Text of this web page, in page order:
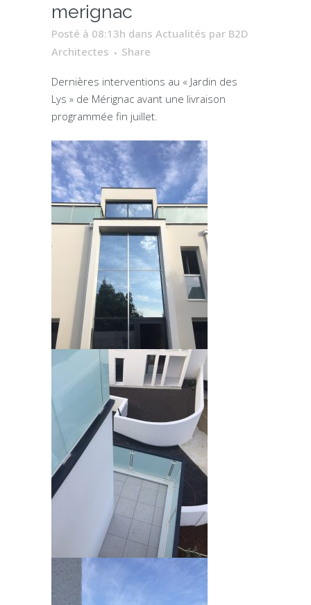
merignac
Posté à 08:13h dans Actualités par B2D
Architectes
Share
Dernières interventions au « Jardin des
Lys » de Mérignac avant une livraison
programmée fin juillet.